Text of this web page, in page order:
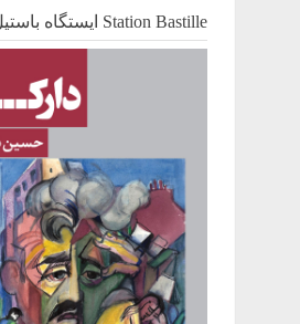
Station Bastille ایستگاه باستیل